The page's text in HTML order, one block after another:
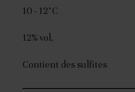
10 - 12°C
12% vol.
Contient des sulfites